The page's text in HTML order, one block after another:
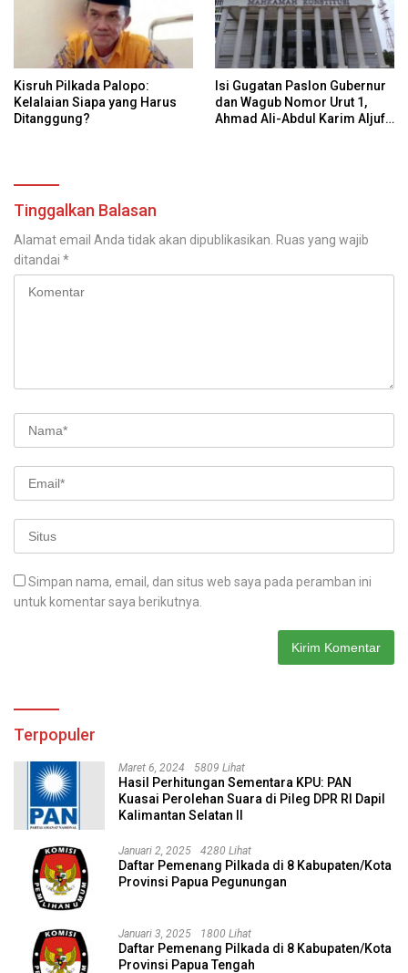
Kisruh Pilkada Palopo:
Kelalaian Siapa yang Harus
Ditanggung?
Isi Gugatan Paslon Gubernur
dan Wagub Nomor Urut 1,
Ahmad Ali-Abdul Karim Aljufri
Tinggalkan Balasan
Alamat email Anda tidak akan dipublikasikan. Ruas yang wajib
ditandai *
Simpan nama, email, dan situs web saya pada peramban ini
untuk komentar saya berikutnya.
Terpopuler
Maret 6, 2024 5809 Lihat
Hasil Perhitungan Sementara KPU: PAN
Kuasai Perolehan Suara di Pileg DPR RI Dapil
Kalimantan Selatan II
Januari 2, 2025 4280 Lihat
Daftar Pemenang Pilkada di 8 Kabupaten/Kota
Provinsi Papua Pegunungan
Januari 3, 2025 1800 Lihat
Daftar Pemenang Pilkada di 8 Kabupaten/Kota
Provinsi Papua Tengah